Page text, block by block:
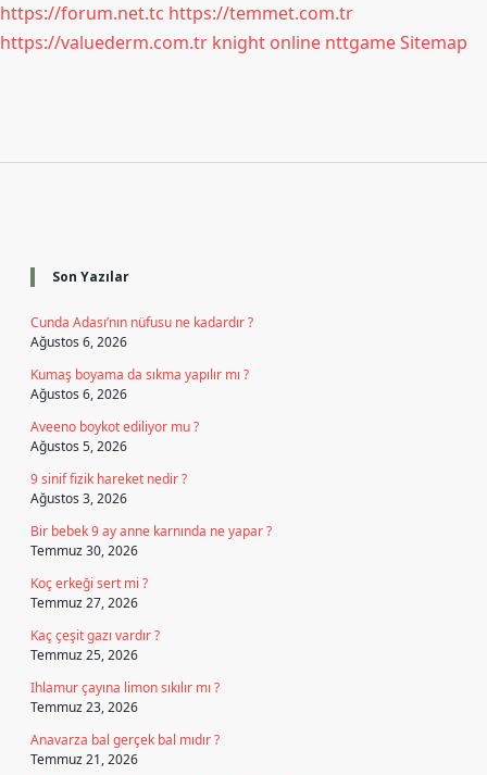
https://forum.net.tc https://temmet.com.tr
https://valuederm.com.tr knight online nttgameSitemap
Son Yazılar
Cunda Adası’nın nüfusu ne kadardır ?
Ağustos 6, 2026
Kumaş boyama da sıkma yapılır mı ?
Ağustos 6, 2026
Aveeno boykot ediliyor mu ?
Ağustos 5, 2026
9 sinif fizik hareket nedir ?
Ağustos 3, 2026
Bir bebek 9 ay anne karnında ne yapar ?
Temmuz 30, 2026
Koç erkeği sert mi ?
Temmuz 27, 2026
Kaç çeşit gazı vardır ?
Temmuz 25, 2026
Ihlamur çayına limon sıkılır mı ?
Temmuz 23, 2026
Anavarza bal gerçek bal mıdır ?
Temmuz 21, 2026